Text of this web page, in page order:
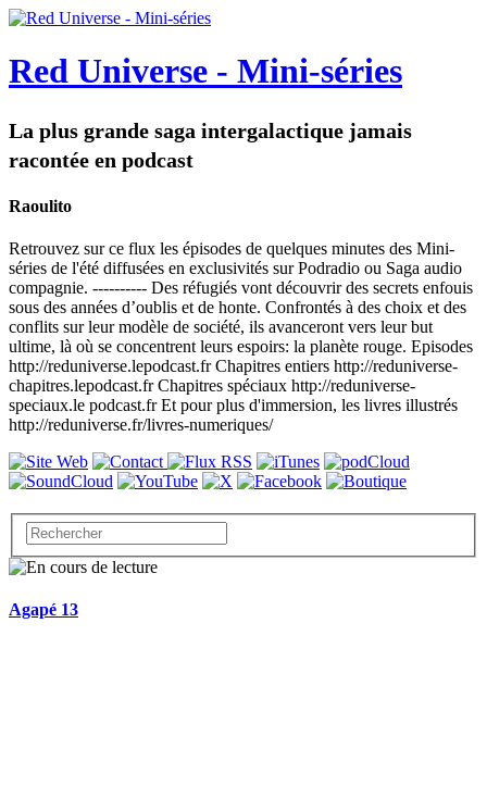
Red Universe - Mini-séries
La plus grande saga intergalactique jamais
racontée en podcast
Raoulito
Retrouvez sur ce flux les épisodes de quelques minutes des Mini-
séries de l'été diffusées en exclusivités sur Podradio ou Saga audio
compagnie. ---------- Des réfugiés vont découvrir des secrets enfouis
sous des années d’oublis et de honte. Confrontés à des choix et des
conflits sur leur modèle de société, ils avanceront vers leur but
ultime, là où se concentrent leurs espoirs: la planète rouge. Episodes
http://reduniverse.lepodcast.fr Chapitres entiers http://reduniverse-
chapitres.lepodcast.fr Chapitres spéciaux http://reduniverse-
speciaux.le podcast.fr Et pour plus d'immersion, les livres illustrés
http://reduniverse.fr/livres-numeriques/
Agapé 13